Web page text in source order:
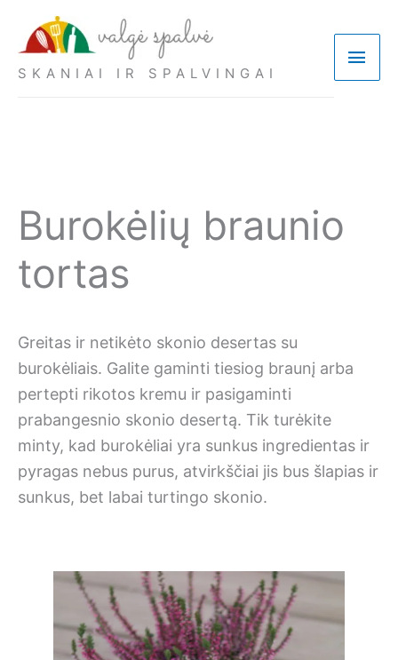
SKANIAI IR SPALVINGAI
Burokėlių braunio
tortas
Greitas ir netikėto skonio desertas su
burokėliais. Galite gaminti tiesiog braunį arba
pertepti rikotos kremu ir pasigaminti
prabangesnio skonio desertą. Tik turėkite
minty, kad burokėliai yra sunkus ingredientas ir
pyragas nebus purus, atvirkščiai jis bus šlapias ir
sunkus, bet labai turtingo skonio.